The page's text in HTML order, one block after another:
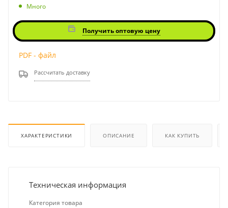
Много
Получить оптовую цену
PDF - файл
Рассчитать доставку
ХАРАКТЕРИСТИКИ ОПИСАНИЕ КАК КУПИТЬ
Техническая информация
Категория товара